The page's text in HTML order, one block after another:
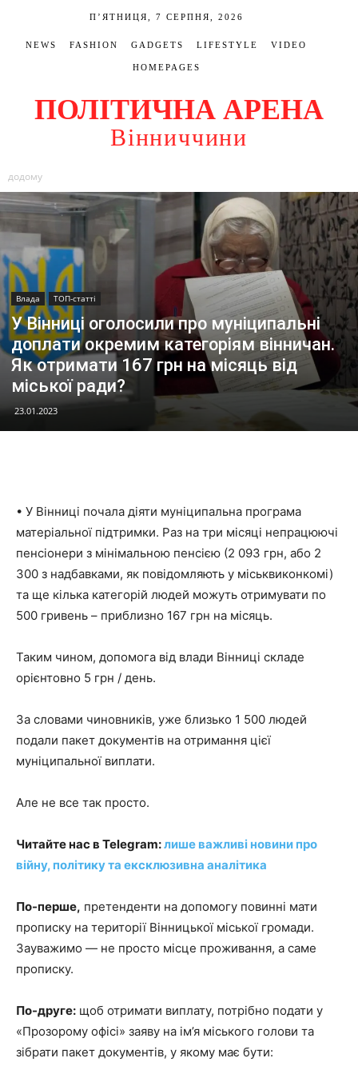
П’ЯТНИЦЯ, 7 СЕРПНЯ, 2026
NEWS FASHION GADGETS LIFESTYLE VIDEO
HOMEPAGES
ПОЛІТИЧНА АРЕНА
Вінниччини
додому
Влада ТОП-статті
У Вінниці оголосили про муніципальні
доплати окремим категоріям вінничан.
Як отримати 167 грн на місяць від
міської ради?
23.01.2023
• У Вінниці почала діяти муніципальна програма
матеріальної підтримки. Раз на три місяці непрацюючі
пенсіонери з мінімальною пенсією (2 093 грн, або 2
300 з надбавками, як повідомляють у міськвиконкомі)
та ще кілька категорій людей можуть отримувати по
500 гривень – приблизно 167 грн на місяць.
Таким чином, допомога від влади Вінниці складе
орієнтовно 5 грн / день.
За словами чиновників, уже близько 1 500 людей
подали пакет документів на отримання цієї
муніципальної виплати.
Але не все так просто.
Читайте нас в Telegram:лише важливі новини про
війну, політику та ексклюзивна аналітика
По-перше, претенденти на допомогу повинні мати
прописку на території Вінницької міської громади.
Зауважимо — не просто місце проживання, а саме
прописку.
По-друге: щоб отримати виплату, потрібно подати у
«Прозорому офісі» заяву на ім’я міського голови та
зібрати пакет документів, у якому має бути: